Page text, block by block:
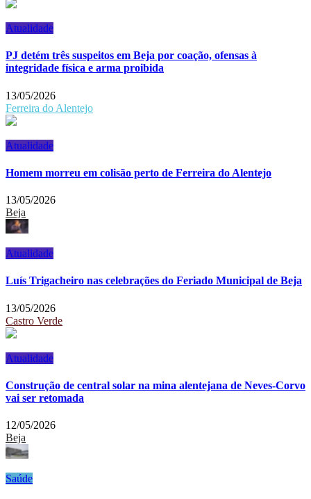
Atualidade
PJ detém três suspeitos em Beja por coação, ofensas à
integridade física e arma proibida
13/05/2026
Ferreira do Alentejo
Atualidade
Homem morreu em colisão perto de Ferreira do Alentejo
13/05/2026
Beja
Atualidade
Luís Trigacheiro nas celebrações do Feriado Municipal de Beja
13/05/2026
Castro Verde
Atualidade
Construção de central solar na mina alentejana de Neves-Corvo
vai ser retomada
12/05/2026
Beja
Saúde